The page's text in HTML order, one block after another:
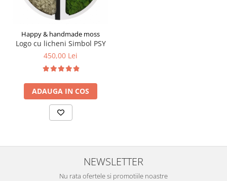
Happy & handmade moss
Logo cu licheni Simbol PSY
450,00 Lei
ADAUGA IN COS
NEWSLETTER
Nu rata ofertele si promotiile noastre